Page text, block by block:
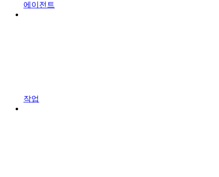
에이전트
작업